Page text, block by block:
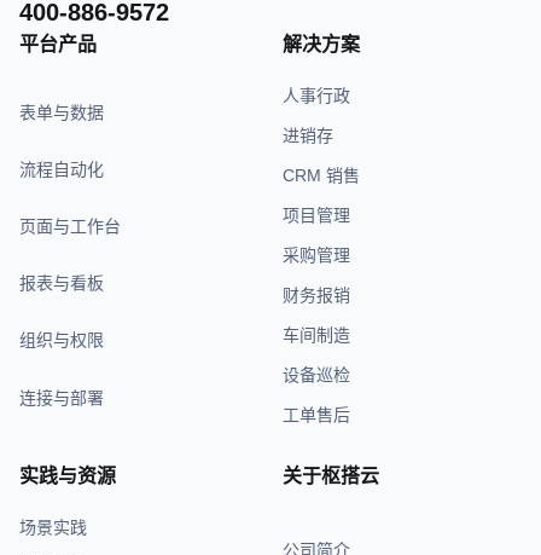
400-886-9572
平台产品
表单与数据
流程自动化
页面与工作台
报表与看板
组织与权限
连接与部署
解决方案
人事行政
进销存
CRM 销售
项目管理
采购管理
财务报销
车间制造
设备巡检
工单售后
实践与资源
场景实践
关于枢搭云
公司简介